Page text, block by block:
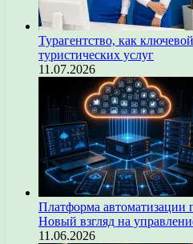
Турагентство, как
туристических услуг
11.07.2026
Платформа автоматизации
Новый взгляд на
11.06.2026